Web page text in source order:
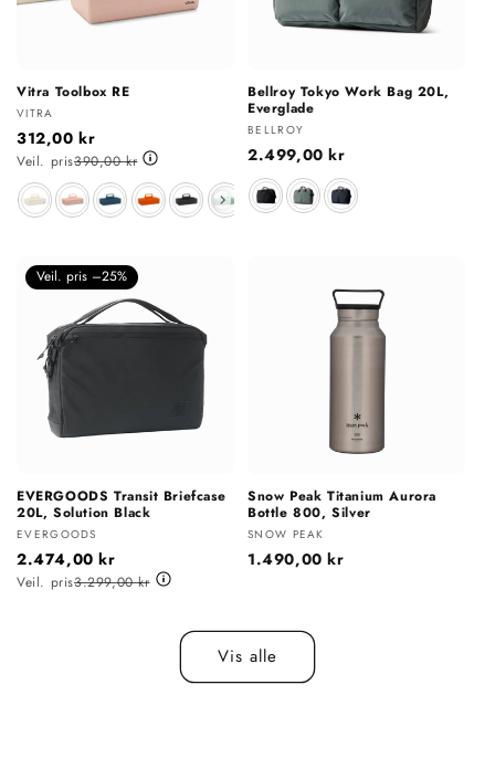
Vitra Toolbox RE
Selger:
VITRA
312,00 kr
Veil. pris390,00 kr
Farge
Bellroy Tokyo Work Bag 20L,
Everglade
Selger:
BELLROY
Vanlig
pris
2.499,00 kr
Farge
Veil. pris –25%
EVERGOODS Transit Briefcase
20L, Solution Black
Selger:
EVERGOODS
2.474,00 kr
Veil. pris3.299,00 kr
Snow Peak Titanium Aurora
Bottle 800, Silver
Selger:
SNOW PEAK
Vanlig
1.490,00 kr
Vis alle